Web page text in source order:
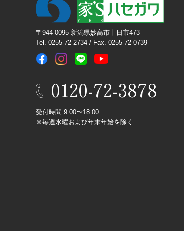
〒944-0095 新潟県妙高市十日市473
Tel. 0255-72-2734 / Fax. 0255-72-0739
0120-72-3878
受付時間 9:00〜18:00
※毎週水曜および年末年始を除く